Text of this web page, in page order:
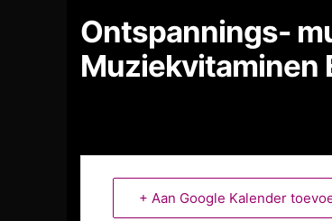
Ontspannings-
Muziekvitaminen
+ Aan Google Kalender